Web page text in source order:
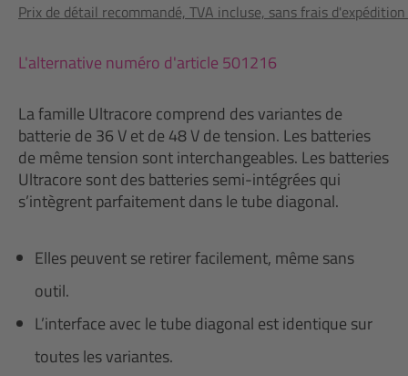
Prix de détail recommandé, TVA incluse, sans frais
L'alternative numéro d'article 501216
La famille Ultracore comprend des variantes de
batterie de 36 V et de 48 V de tension. Les batteries
de même tension sont interchangeables. Les batteries
Ultracore sont des batteries semi-intégrées qui
s’intègrent parfaitement dans le tube diagonal.
Elles peuvent se retirer facilement, même sans
outil.
L’interface avec le tube diagonal est identique sur
toutes les variantes.